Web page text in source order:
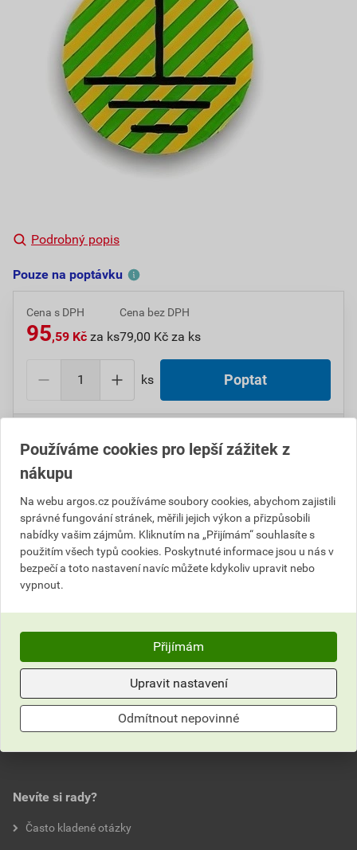
Podrobný popis
Pouze na poptávku
Cena s DPH
95,59 Kč za ks
Cena bez DPH
79,00 Kč za ks
ks Poptat
(79,00Kčbez DPH).
Číslo položky:
Výrobky značky: CIMCO
Popis
CIMCO 182632 Sada označení vodičů ERDE (10 ks)
Cimco
Jiné
Délka
Šířka
0,0
hodnotilo 0 uživatelů
Nevíte si rady?
Často kladené otázky
Používáme cookies pro lepší zážitek z
nákupu
Na webu argos.cz používáme soubory cookies, abychom zajistili
správné fungování stránek, měřili jejich výkon a přizpůsobili
nabídky vašim zájmům. Kliknutím na „Přijímám“ souhlasíte s
použitím všech typů cookies. Poskytnuté informace jsou u nás v
bezpečí a toto nastavení navíc můžete kdykoliv upravit nebo
vypnout.
Přijímám
Upravit nastavení
Odmítnout nepovinné